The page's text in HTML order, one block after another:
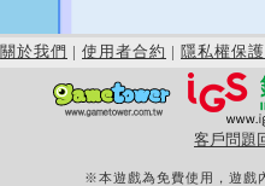
關於我們 | 使用者合約 | 隱私權保護
客戶問題
※本遊戲為免費使用，遊戲